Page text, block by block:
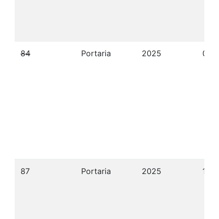
84 Portaria 2025 09/
87 Portaria 2025 10/